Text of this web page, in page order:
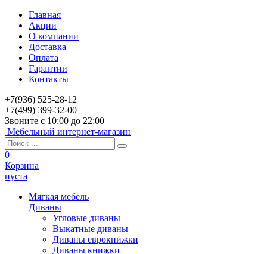
Главная
Акции
О компании
Доставка
Оплата
Гарантии
Контакты
+7(936) 525-28-12
+7(499) 399-32-00
Звоните с 10:00 до 22:00
Мебельный интернет-магазин
0
Корзина
пуста
Мягкая мебель
Диваны
Угловые диваны
Выкатные диваны
Диваны еврокнижки
Диваны книжки